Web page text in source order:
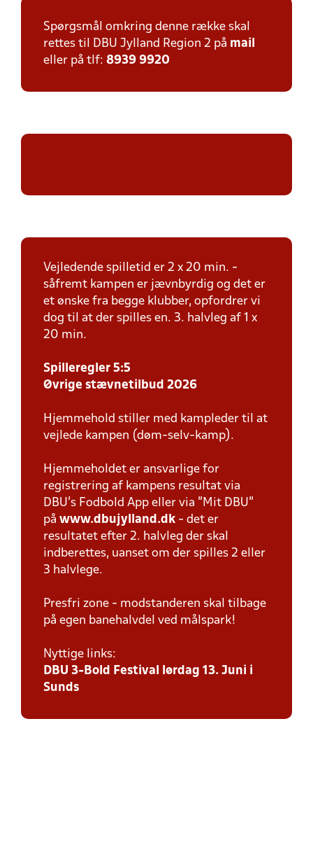
Spørgsmål omkring denne række skal
rettes til DBU Jylland Region 2 på mail
eller på tlf: 8939 9920
Vejledende spilletid er 2 x 20 min. -
såfremt kampen er jævnbyrdig og det er
et ønske fra begge klubber, opfordrer vi
dog til at der spilles en. 3. halvleg af 1 x
20 min.
Spilleregler 5:5
Øvrige stævnetilbud 2026
Hjemmehold stiller med kampleder til at
vejlede kampen (døm-selv-kamp).
Hjemmeholdet er ansvarlige for
registrering af kampens resultat via
DBU’s Fodbold App eller via ”Mit DBU”
på www.dbujylland.dk - det er
resultatet efter 2. halvleg der skal
indberettes, uanset om der spilles 2 eller
3 halvlege.
Presfri zone - modstanderen skal tilbage
på egen banehalvdel ved målspark!
Nyttige links:
DBU 3-Bold Festival lørdag 13. Juni i
Sunds